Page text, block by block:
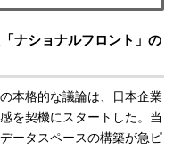
ナショナルフロント」の
本格的な議論は、日本企業
を契機にスタートした。当
ータスペースの構築が急ピ